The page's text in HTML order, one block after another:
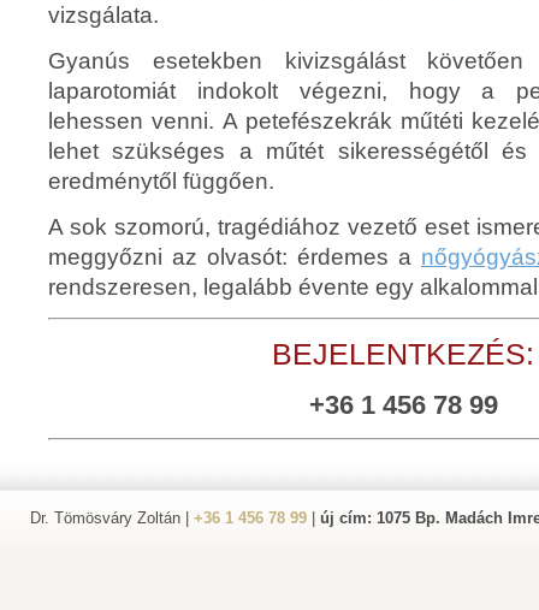
vizsgálata.
Gyanús esetekben kivizsgálást
laparotomiát indokolt végezni, hogy a
lehessen venni. A petefészekrák műtéti
lehet szükséges a műtét sikerességétől
eredménytől függően.
A sok szomorú, tragédiához vezető eset
meggyőzni az olvasót: érdemes a
rendszeresen, legalább évente egy
BEJELENTKEZÉS:
+36 1 456 78 99
Dr. Tömösváry Zoltán | +36 1 456 78 99 | új cím: 1075 Bp. Madách